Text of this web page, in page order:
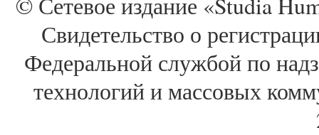
Свидетельство о
Федеральной службой по
технологий и массовых